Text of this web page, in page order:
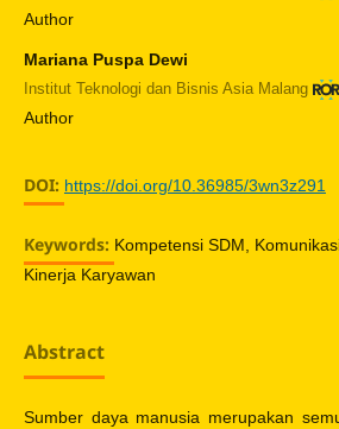
Author
Mariana Puspa Dewi
Institut Teknologi dan Bisnis Asia Malang
Author
DOI: https://doi.org/10.36985/3wn3z291
Keywords: Kompetensi SDM,
Kinerja Karyawan
Abstract
Sumber daya manusia merupakan